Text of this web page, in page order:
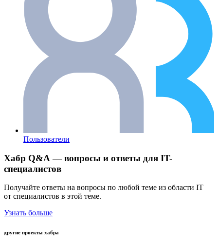
Пользователи
Хабр Q&A — вопросы и ответы для IT-
специалистов
Получайте ответы на вопросы по любой теме из области IT
от специалистов в этой теме.
Узнать больше
другие проекты хабра